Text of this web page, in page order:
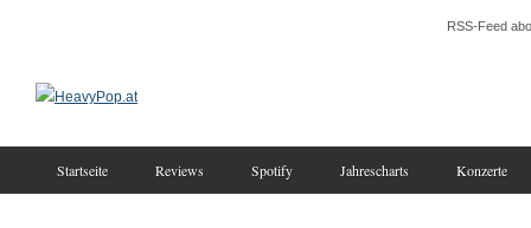
RSS-Feed
Startseite Reviews Spotify Jahrescharts Konzerte